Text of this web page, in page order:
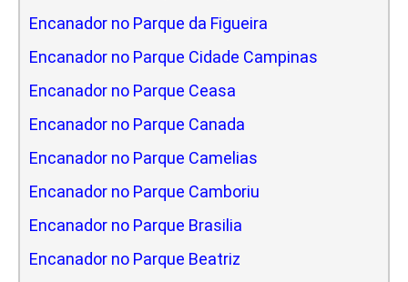
Encanador no Parque da Figueira
Encanador no Parque Cidade Campinas
Encanador no Parque Ceasa
Encanador no Parque Canada
Encanador no Parque Camelias
Encanador no Parque Camboriu
Encanador no Parque Brasilia
Encanador no Parque Beatriz